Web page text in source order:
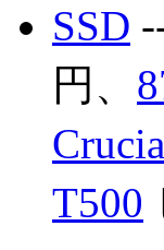
SSD
円、
T500